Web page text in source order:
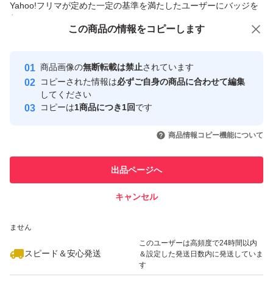
Yahoo!フリマが定めた一定の基準を満たしたユーザーにバッジを
付与しています
安心取引出品者
心・安全なユーザーです
取引実績
引を完了させた実績があります
での取引実績があります
ません
スピード＆安心発送
このユーザーは高頻度で24時間以内
＆設定した発送日数内に発送していま
す
この商品の情報をコピーします
商品画像の無断転載は禁止されています
コピーされた情報は必ずご自身の商品に合わせて編集
してください
コピーは1商品につき1回です
商品情報コピー機能について
出品ページへ
キャンセル
この商品をみている人にオススメ